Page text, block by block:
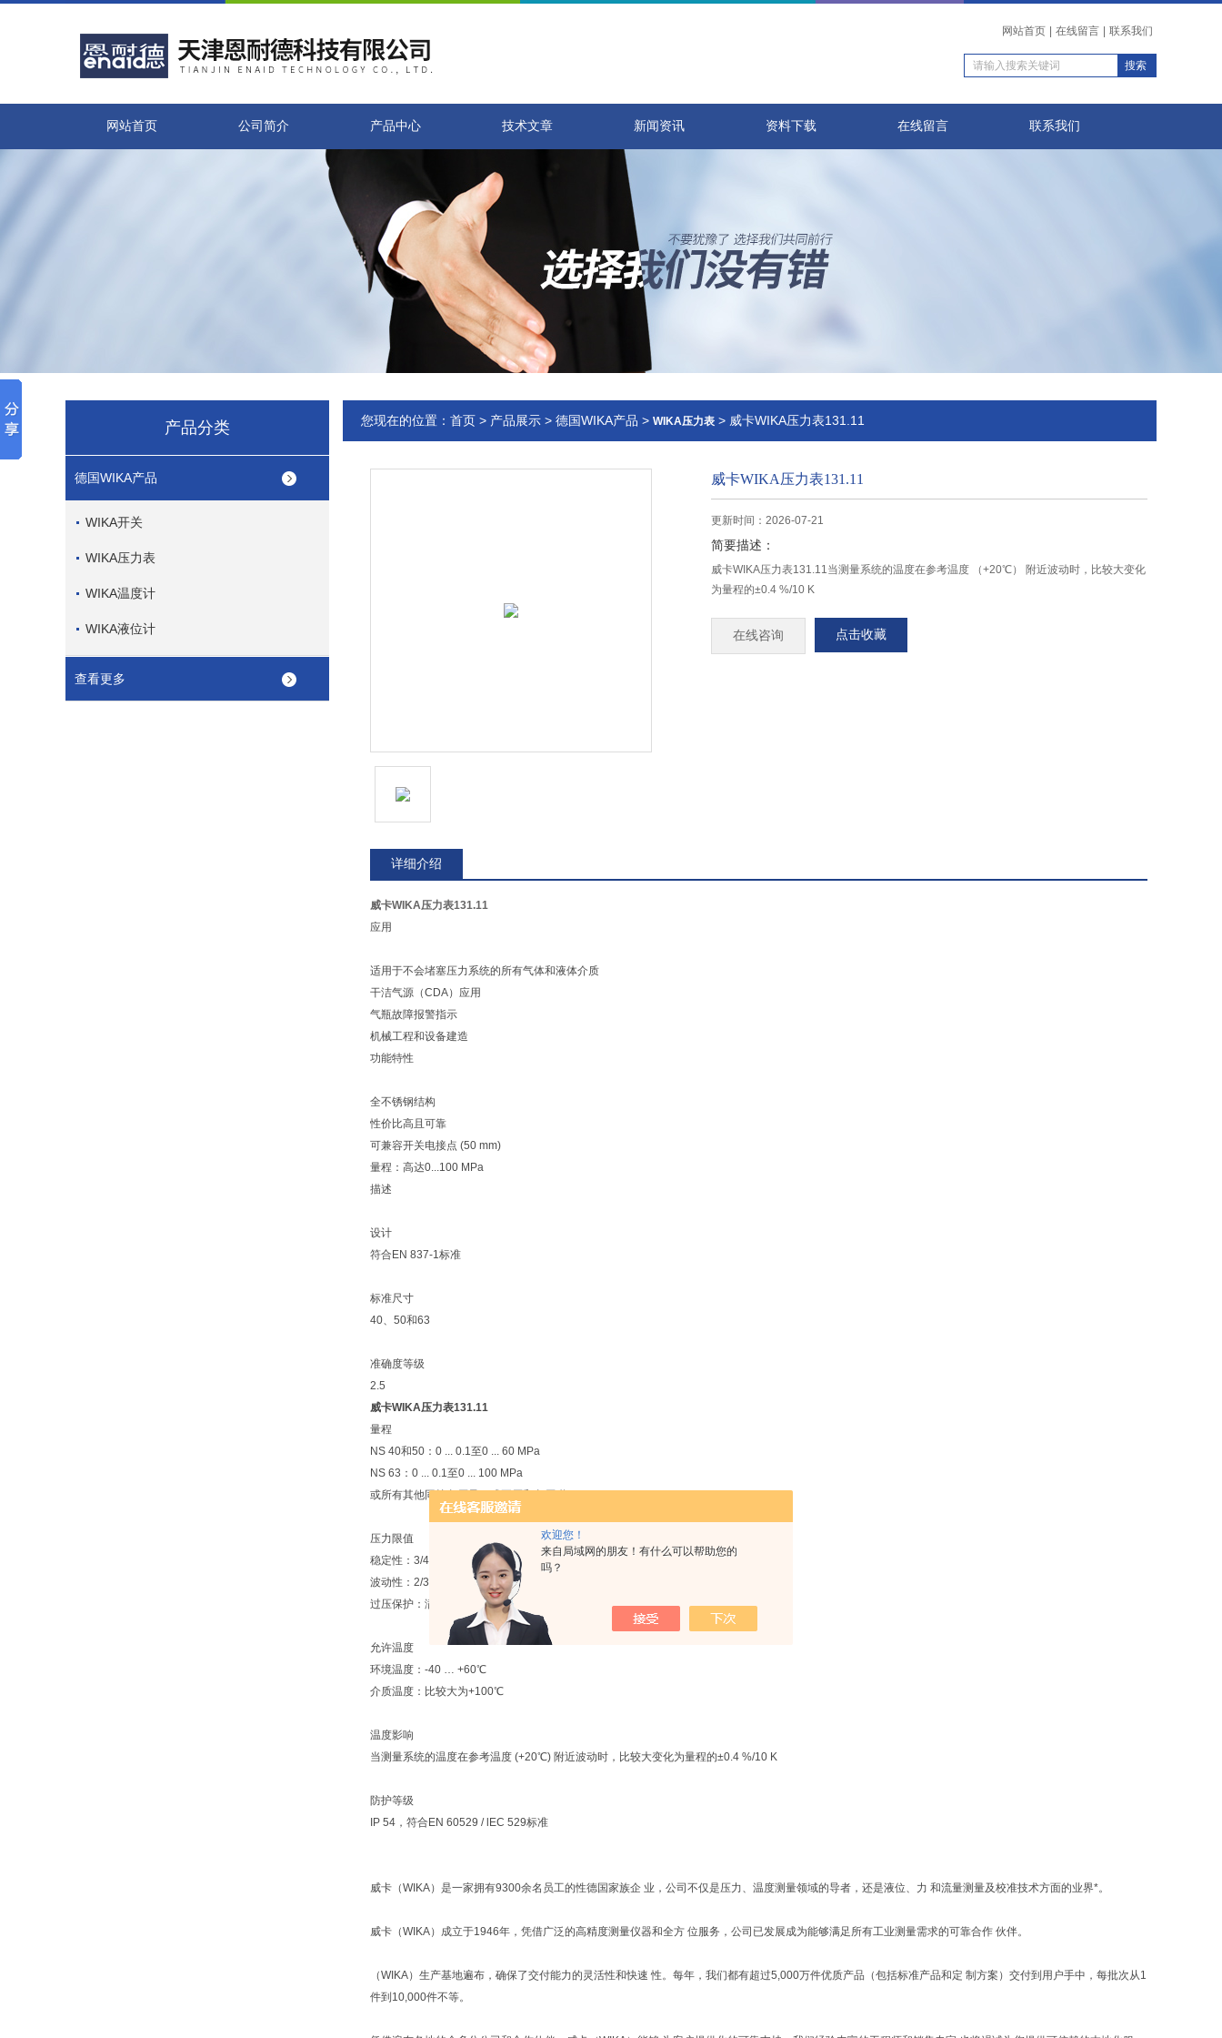
欢迎您！
来自局域网的朋友！有什么可以帮助您的
吗？
网站首页 在线留言 联系我们
网站首页 公司简介 产品中心 技术文章 新闻资讯 资料下载 在线留言 联系我们
产品分类
德国WIKA产品
WIKA开关
WIKA压力表
WIKA温度计
WIKA液位计
查看更多
您现在的位置： 首页 > 产品展示 > 德国WIKA产品 > WIKA压力表 > 威卡WIKA压力表131.11
威卡WIKA压力表131.11
更新时间：2026-07-21
简要描述：
威卡WIKA压力表131.11当测量系统的温度在参考温度 （+20℃） 附近波动时，比较大变化
为量程的±0.4 %/10 K
在线咨询 点击收藏
详细介绍
威卡WIKA压力表131.11
应用
适用于不会堵塞压力系统的所有气体和液体介质
干洁气源（CDA）应用
气瓶故障报警指示
机械工程和设备建造
功能特性
全不锈钢结构
性价比高且可靠
可兼容开关电接点 (50 mm)
量程：高达0...100 MPa
描述
设计
符合EN 837-1标准
标准尺寸
40、50和63
准确度等级
2.5
威卡WIKA压力表131.11
量程
NS 40和50：0 ... 0.1至0 ... 60 MPa
NS 63：0 ... 0.1至0 ... 100 MPa
或所有其他同等负压量程或正压和负压联程
压力限值
稳定性：3/4 x满量程值
波动性：2/3 x满量程值
过压保护：满量程值
允许温度
环境温度：-40 … +60℃
介质温度：比较大为+100℃
温度影响
当测量系统的温度在参考温度 (+20℃) 附近波动时，比较大变化为量程的±0.4 %/10 K
防护等级
IP 54，符合EN 60529 / lEC 529标准
威卡（WIKA）是一家拥有9300余名员工的性德国家族企 业，公司不仅是压力、温度测量领域的导者，还是液位、力 和流量测量及校准技术方面的业界*。
威卡（WIKA）成立于1946年，凭借广泛的高精度测量仪器和全方 位服务，公司已发展成为能够满足所有工业测量需求的可靠合作 伙伴。
（WIKA）生产基地遍布，确保了交付能力的灵活性和快速 性。每年，我们都有超过5,000万件优质产品（包括标准产品和定 制方案）交付到用户手中，每批次从1
件到10,000件不等。